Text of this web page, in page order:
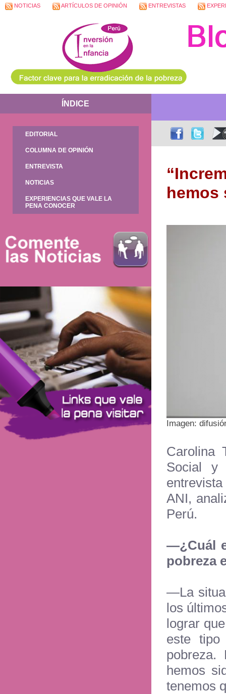
NOTICIAS ARTÍCULOS DE OPINIÓN ENTREVISTAS
ÍNDICE
EDITORIAL
COLUMNA DE OPINIÓN
ENTREVISTA
NOTICIAS
EXPERIENCIAS QUE VALE LA
PENA CONOCER
hemos
Imagen:
Carolina
Social y
ANI,
Perú.
—¿Cuál
pobreza
—La
los
lograr
este
hemos
tenemos